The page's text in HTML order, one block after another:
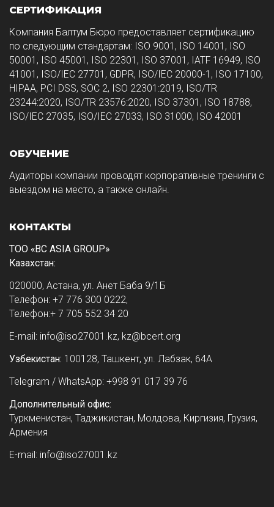
СЕРТИФИКАЦИЯ
Компания Балтум Бюро предоставляет сертификацию
по следующим стандартам: ISO 9001, ISO 14001, ISO
50001, ISO 45001, ISO 22301, ISO 37001, IATF 16949, ISO
41001, ISO/IEC 27701, GDPR, ISO/IEC 20000-1, ISO 17100,
HIPAA, PCI DSS, SOC 2, ISO 22301:2019, ISO/TR
23244:2020, ISO/TR 23576:2020, ISO 37301, ISO 18788,
ISO/IEC 27035, ISO/IEC 27033, ISO 31000, ISO 42001
ОБУЧЕНИЕ
Аудиторы компании проводят корпоративные тренинги с
выездом на место, а также онлайн.
КОНТАКТЫ
ТОО «BC ASIA GROUP»
Казахстан:
020000, Астана, ул. Анет Баба 9/1Б
Телефон: +7 776 300 0222,
Телефон:+ 7 705 552 34 20
E-mail: info@iso27001.kz, kz@bcert.org
Узбекистан: 100128, Ташкент, ул. Лабзак, 64А
Telegram / WhatsApp: +998 91 017 39 76
Дополнительный офис:
Туркменистан, Таджикистан, Молдова, Киргизия, Грузия,
Армения
E-mail: info@iso27001.kz